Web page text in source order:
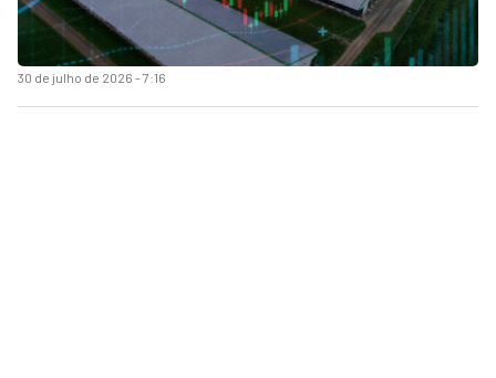
30 de julho de 2026 - 7:16